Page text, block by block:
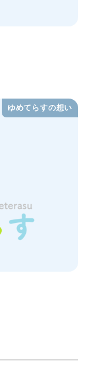
ゆめてらすの想い